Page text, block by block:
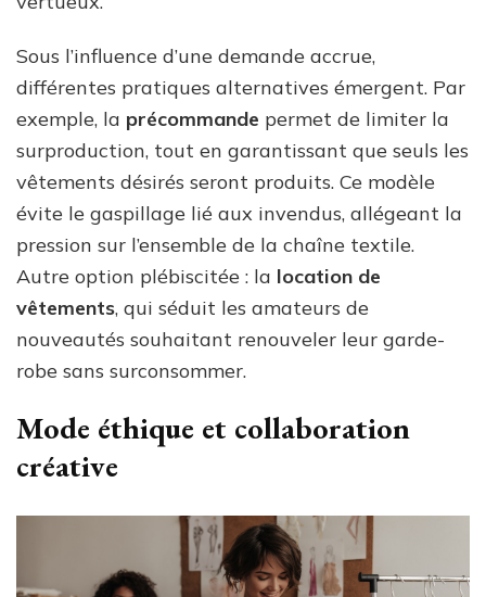
Sous l’influence d’une demande accrue,
différentes pratiques alternatives émergent. Par
exemple, la précommande permet de limiter la
surproduction, tout en garantissant que seuls les
vêtements désirés seront produits. Ce modèle
évite le gaspillage lié aux invendus, allégeant la
pression sur l’ensemble de la chaîne textile.
Autre option plébiscitée : la location de
vêtements, qui séduit les amateurs de
nouveautés souhaitant renouveler leur garde-
robe sans surconsommer.
Mode éthique et collaboration
créative